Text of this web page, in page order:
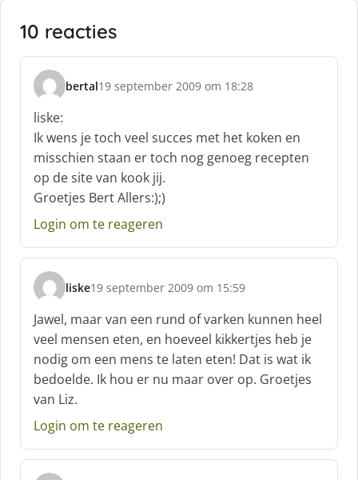
10 reacties
bertal
s
c
h
r
e
e
f
19 september 2009 om 18:28
liske:
Ik wens je toch veel succes met het koken en
misschien staan er toch nog genoeg recepten
op de site van kook jij.
Groetjes Bert Allers:);)
Login om te reageren
liske
s
c
h
r
e
e
f
19 september 2009 om 15:59
Jawel, maar van een rund of varken kunnen heel
veel mensen eten, en hoeveel kikkertjes heb je
nodig om een mens te laten eten! Dat is wat ik
bedoelde. Ik hou er nu maar over op. Groetjes
van Liz.
Login om te reageren